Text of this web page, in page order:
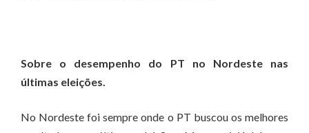
Sobre o desempenho do PT no Nordeste nas
últimas eleições.
No Nordeste foi sempre onde o PT buscou os melhores